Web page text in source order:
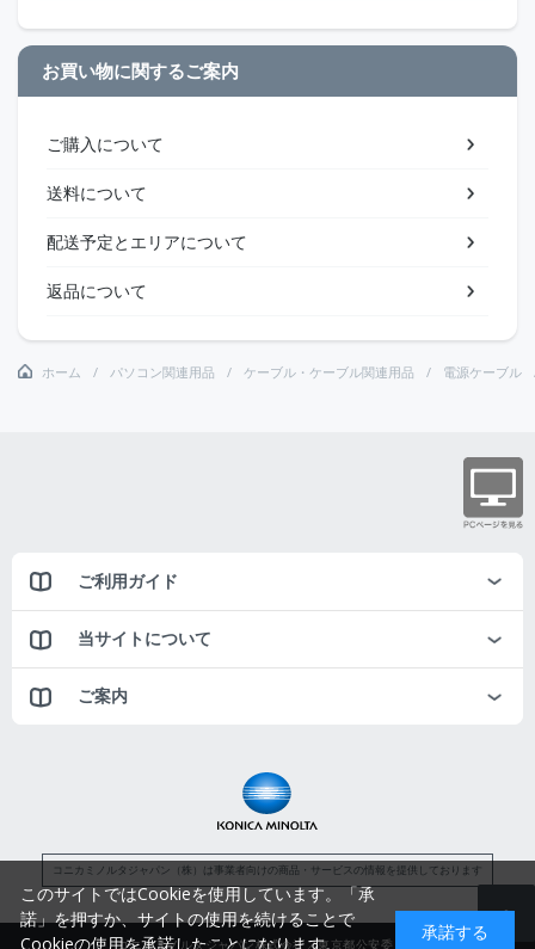
お買い物に関するご案内
ご購入について
送料について
配送予定とエリアについて
返品について
ホーム パソコン関連用品 ケーブル・ケーブル関連用品 電源ケーブル
ご利用ガイド
当サイトについて
ご案内
コニカミノルタジャパン（株）は事業者向けの商品・サービスの情報を提供しております
コニカミノルタジャパン株式会社／東京都公安委員会
このサイトではCookieを使用しています。「承
諾」を押すか、サイトの使用を続けることで
Cookieの使用を承諾したことになります。
承諾する